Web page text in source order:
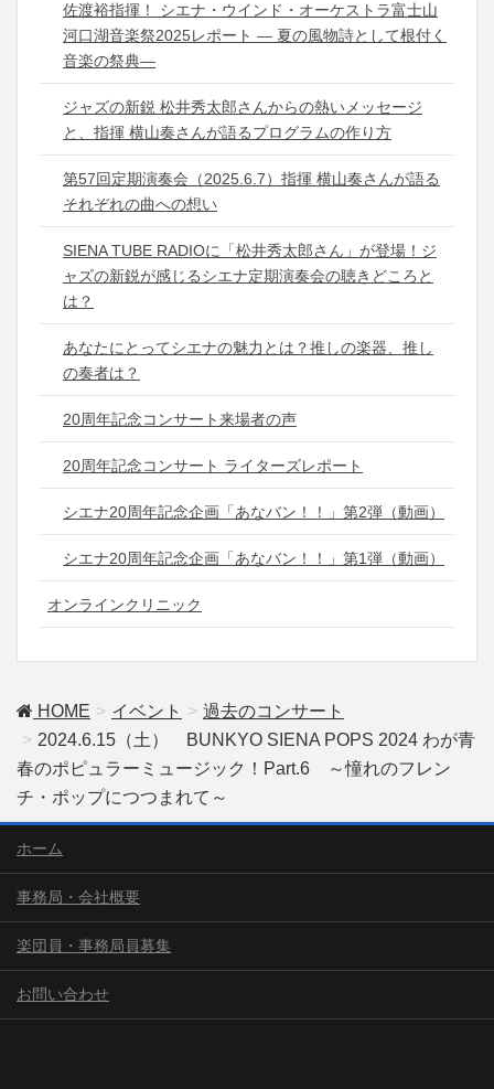
佐渡裕指揮！ シエナ・ウインド・オーケストラ富士山
河口湖音楽祭2025レポート ― 夏の風物詩として根付く
音楽の祭典―
ジャズの新鋭 松井秀太郎さんからの熱いメッセージ
と、指揮 横山奏さんが語るプログラムの作り方
第57回定期演奏会（2025.6.7）指揮 横山奏さんが語る
それぞれの曲への想い
SIENA TUBE RADIOに「松井秀太郎さん」が登場！ジ
ャズの新鋭が感じるシエナ定期演奏会の聴きどころと
は？
あなたにとってシエナの魅力とは？推しの楽器、推し
の奏者は？
20周年記念コンサート来場者の声
20周年記念コンサート ライターズレポート
シエナ20周年記念企画「あなバン！！」第2弾（動画）
シエナ20周年記念企画「あなバン！！」第1弾（動画）
オンラインクリニック
HOME イベント
過去のコンサート
2024.6.15（土） BUNKYO SIENA POPS 2024 わが青
春のポピュラーミュージック！Part.6 ～憧れのフレン
チ・ポップにつつまれて～
ホーム
事務局・会社概要
楽団員・事務局員募集
お問い合わせ